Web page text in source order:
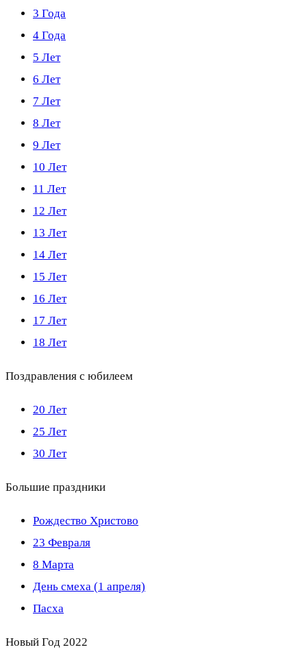
3 Года
4 Года
5 Лет
6 Лет
7 Лет
8 Лет
9 Лет
10 Лет
11 Лет
12 Лет
13 Лет
14 Лет
15 Лет
16 Лет
17 Лет
18 Лет
Поздравления с юбилеем
20 Лет
25 Лет
30 Лет
Большие праздники
Рождество Христово
23 Февраля
8 Марта
День смеха (1 апреля)
Пасха
Новый Год 2022